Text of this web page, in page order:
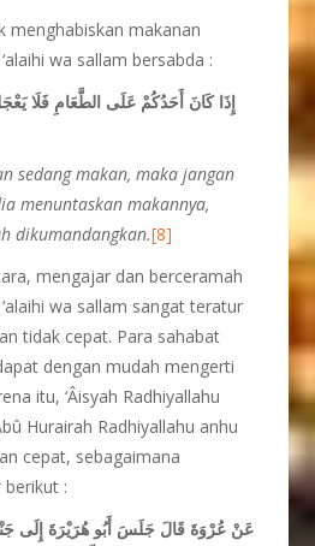
menghabiskan makanan
wa sallam bersabda :
إِذَا كَانَ أَحَدُكُمْ عَلَى الطَّعَامِ فَلَا
sedang makan, maka jangan
menuntaskan makannya,
dikumandangkan.[8]
mengajar dan berceramah
wa sallam sangat teratur
tidak cepat. Para sahabat
dengan mudah mengerti
itu, ‘Âisyah Radhiyallahu
Hurairah Radhiyallahu anhu
cepat, sebagaimana
berikut :
عَنْ عُرْوَةَ قَالَ جَلَسَ أَبُو هُرَيْرَةَ إِلَى